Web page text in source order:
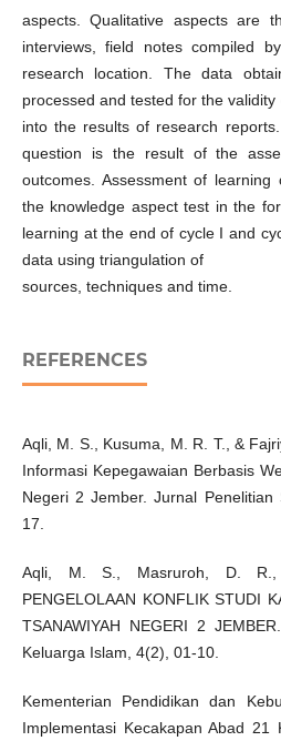
aspects. Qualitative aspects are
interviews, field notes compiled
research location. The data
processed and tested for the
into the results of research
question is the result of the
outcomes. Assessment of
the knowledge aspect test in the
learning at the end of cycle I and
data using triangulation of
sources, techniques and time.
REFERENCES
Aqli, M. S., Kusuma, M. R. T., &
Informasi Kepegawaian Berbasis
Negeri 2 Jember. Jurnal
17.
Aqli, M. S., Masruroh, D.
PENGELOLAAN KONFLIK STUDI
TSANAWIYAH NEGERI 2
Keluarga Islam, 4(2), 01-10.
Kementerian Pendidikan dan
Implementasi Kecakapan Abad 21